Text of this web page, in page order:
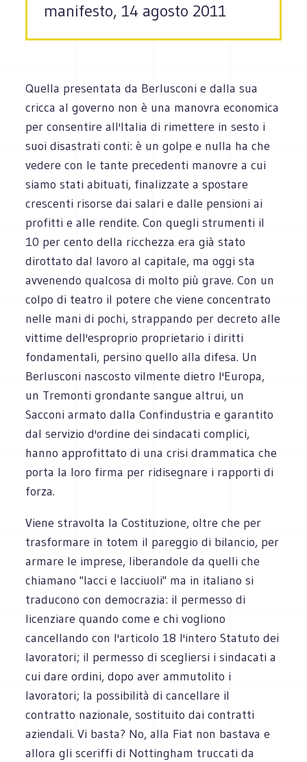
manifesto, 14 agosto 2011
Quella presentata da Berlusconi e dalla sua
cricca al governo non è una manovra economica
per consentire all'Italia di rimettere in sesto i
suoi disastrati conti: è un golpe e nulla ha che
vedere con le tante precedenti manovre a cui
siamo stati abituati, finalizzate a spostare
crescenti risorse dai salari e dalle pensioni ai
profitti e alle rendite. Con quegli strumenti il
10 per cento della ricchezza era già stato
dirottato dal lavoro al capitale, ma oggi sta
avvenendo qualcosa di molto più grave. Con un
colpo di teatro il potere che viene concentrato
nelle mani di pochi, strappando per decreto alle
vittime dell'esproprio proprietario i diritti
fondamentali, persino quello alla difesa. Un
Berlusconi nascosto vilmente dietro l'Europa,
un Tremonti grondante sangue altrui, un
Sacconi armato dalla Confindustria e garantito
dal servizio d'ordine dei sindacati complici,
hanno approfittato di una crisi drammatica che
porta la loro firma per ridisegnare i rapporti di
forza.
Viene stravolta la Costituzione, oltre che per
trasformare in totem il pareggio di bilancio, per
armare le imprese, liberandole da quelli che
chiamano "lacci e lacciuoli" ma in italiano si
traducono con democrazia: il permesso di
licenziare quando come e chi vogliono
cancellando con l'articolo 18 l'intero Statuto dei
lavoratori; il permesso di scegliersi i sindacati a
cui dare ordini, dopo aver ammutolito i
lavoratori; la possibilità di cancellare il
contratto nazionale, sostituito dai contratti
aziendali. Vi basta? No, alla Fiat non bastava e
allora gli sceriffi di Nottingham truccati da